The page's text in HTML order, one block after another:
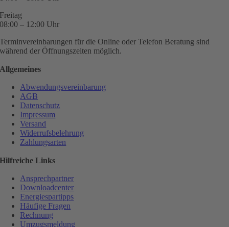
Freitag
08:00 – 12:00 Uhr
Terminvereinbarungen für die Online oder Telefon Beratung sind
während der Öffnungszeiten möglich.
Allgemeines
Abwendungsvereinbarung
AGB
Datenschutz
Impressum
Versand
Widerrufsbelehrung
Zahlungsarten
Hilfreiche Links
Ansprechpartner
Downloadcenter
Energiespartipps
Häufige Fragen
Rechnung
Umzugsmeldung